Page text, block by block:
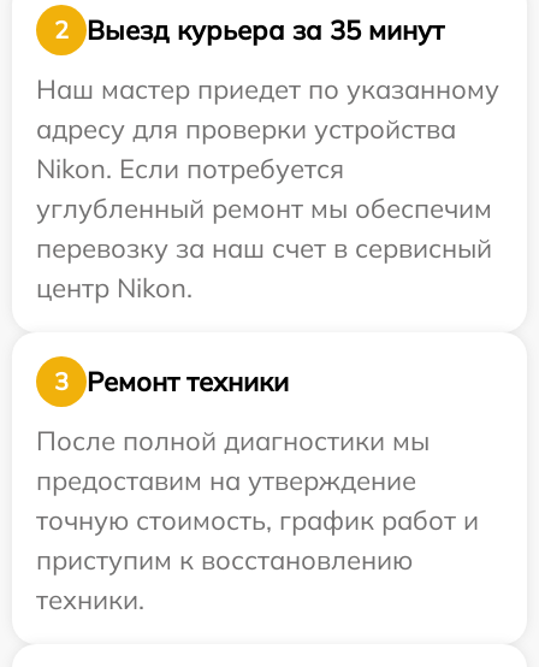
2
Выезд курьера за 35 минут
Наш мастер приедет по указанному
адресу для проверки устройства
Nikon. Если потребуется
углубленный ремонт мы обеспечим
перевозку за наш счет в сервисный
центр Nikon.
3
Ремонт техники
После полной диагностики мы
предоставим на утверждение
точную стоимость, график работ и
приступим к восстановлению
техники.